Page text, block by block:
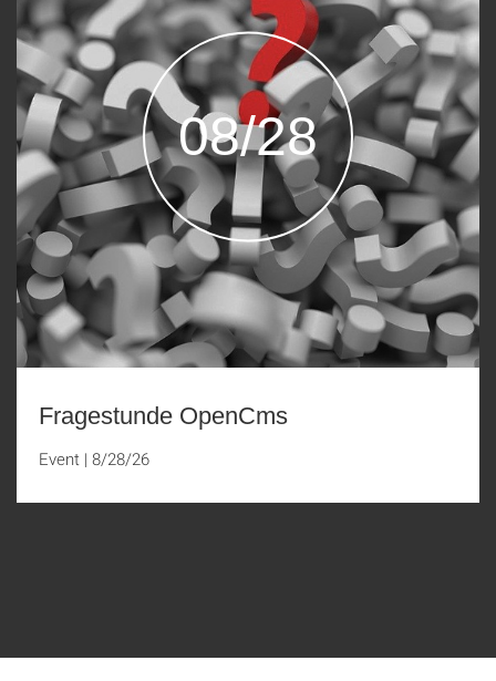
08/28
Fragestunde OpenCms
Event | 8/28/26